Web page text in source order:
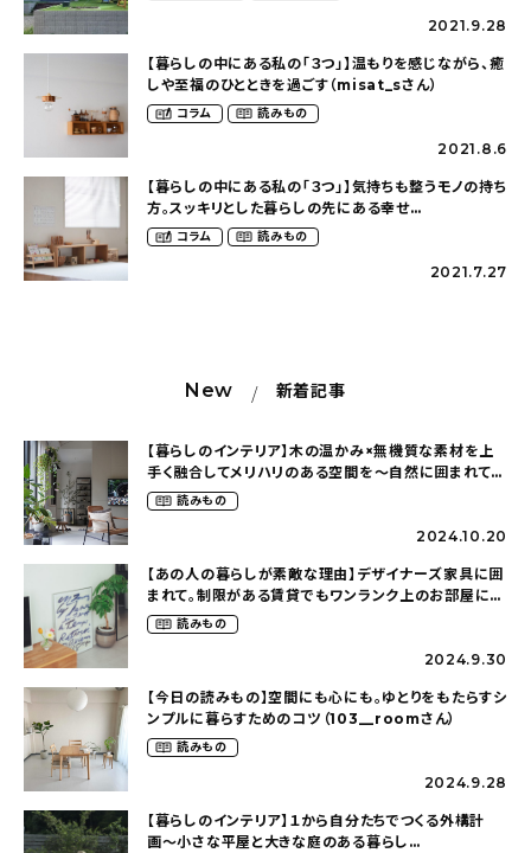
2021.9.28
【暮らしの中にある私の「３つ」】温もりを感じながら、癒
しや至福のひとときを過ごす（misat_sさん）
コラム 読みもの
2021.8.6
【暮らしの中にある私の「３つ」】気持ちも整うモノの持ち
方。スッキリとした暮らしの先にある幸せ
（kozue._.picさん）
コラム 読みもの
2021.7.27
New 新着記事
【暮らしのインテリア】木の温かみ×無機質な素材を上
手く融合してメリハリのある空間を〜自然に囲まれて暮
らす（ki_no_ieさん）
読みもの
2024.10.20
【あの人の暮らしが素敵な理由】デザイナーズ家具に囲
まれて。制限がある賃貸でもワンランク上のお部屋に〜
狭くても好きな暮らしのこと（_____chika708さん）
読みもの
2024.9.30
【今日の読みもの】空間にも心にも。ゆとりをもたらすシ
ンプルに暮らすためのコツ（103__roomさん）
読みもの
2024.9.28
【暮らしのインテリア】１から自分たちでつくる外構計
画〜小さな平屋と大きな庭のある暮らし